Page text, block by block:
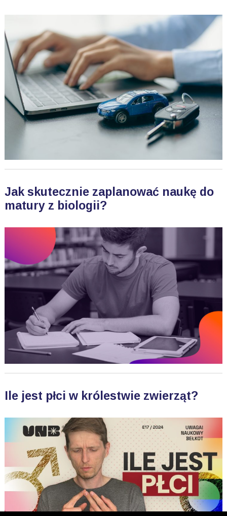
Jak skutecznie zaplanować naukę do
matury z biologii?
Ile jest płci w królestwie zwierząt?